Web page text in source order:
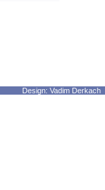
Design: Vadim Derkach